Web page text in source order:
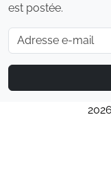
est postée.
E-mail